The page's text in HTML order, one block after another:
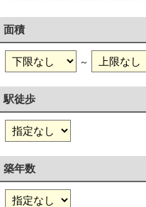
面積
～
駅徒歩
築年数